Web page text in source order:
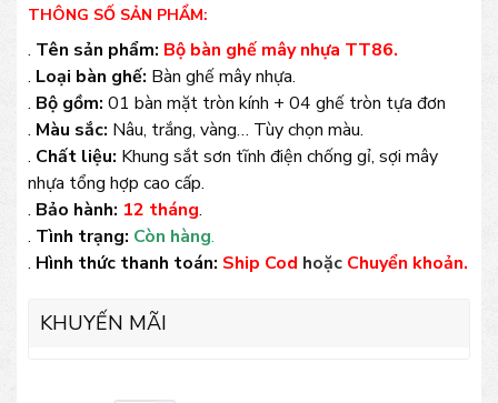
THÔNG SỐ SẢN PHẨM:
. Tên sản phẩm: Bộ bàn ghế mây nhựa TT86.
. Loại bàn ghế: Bàn ghế mây nhựa.
. Bộ gồm: 01 bàn mặt tròn kính + 04 ghế tròn tựa đơn
. Màu sắc: Nâu, trắng, vàng… Tùy chọn màu.
. Chất liệu: Khung sắt sơn tĩnh điện chống gỉ, sợi mây
nhựa tổng hợp cao cấp.
. Bảo hành: 12 tháng.
. Tình trạng: Còn hàng.
. Hình thức thanh toán: Ship Cod hoặc Chuyển khoản.
KHUYẾN MÃI